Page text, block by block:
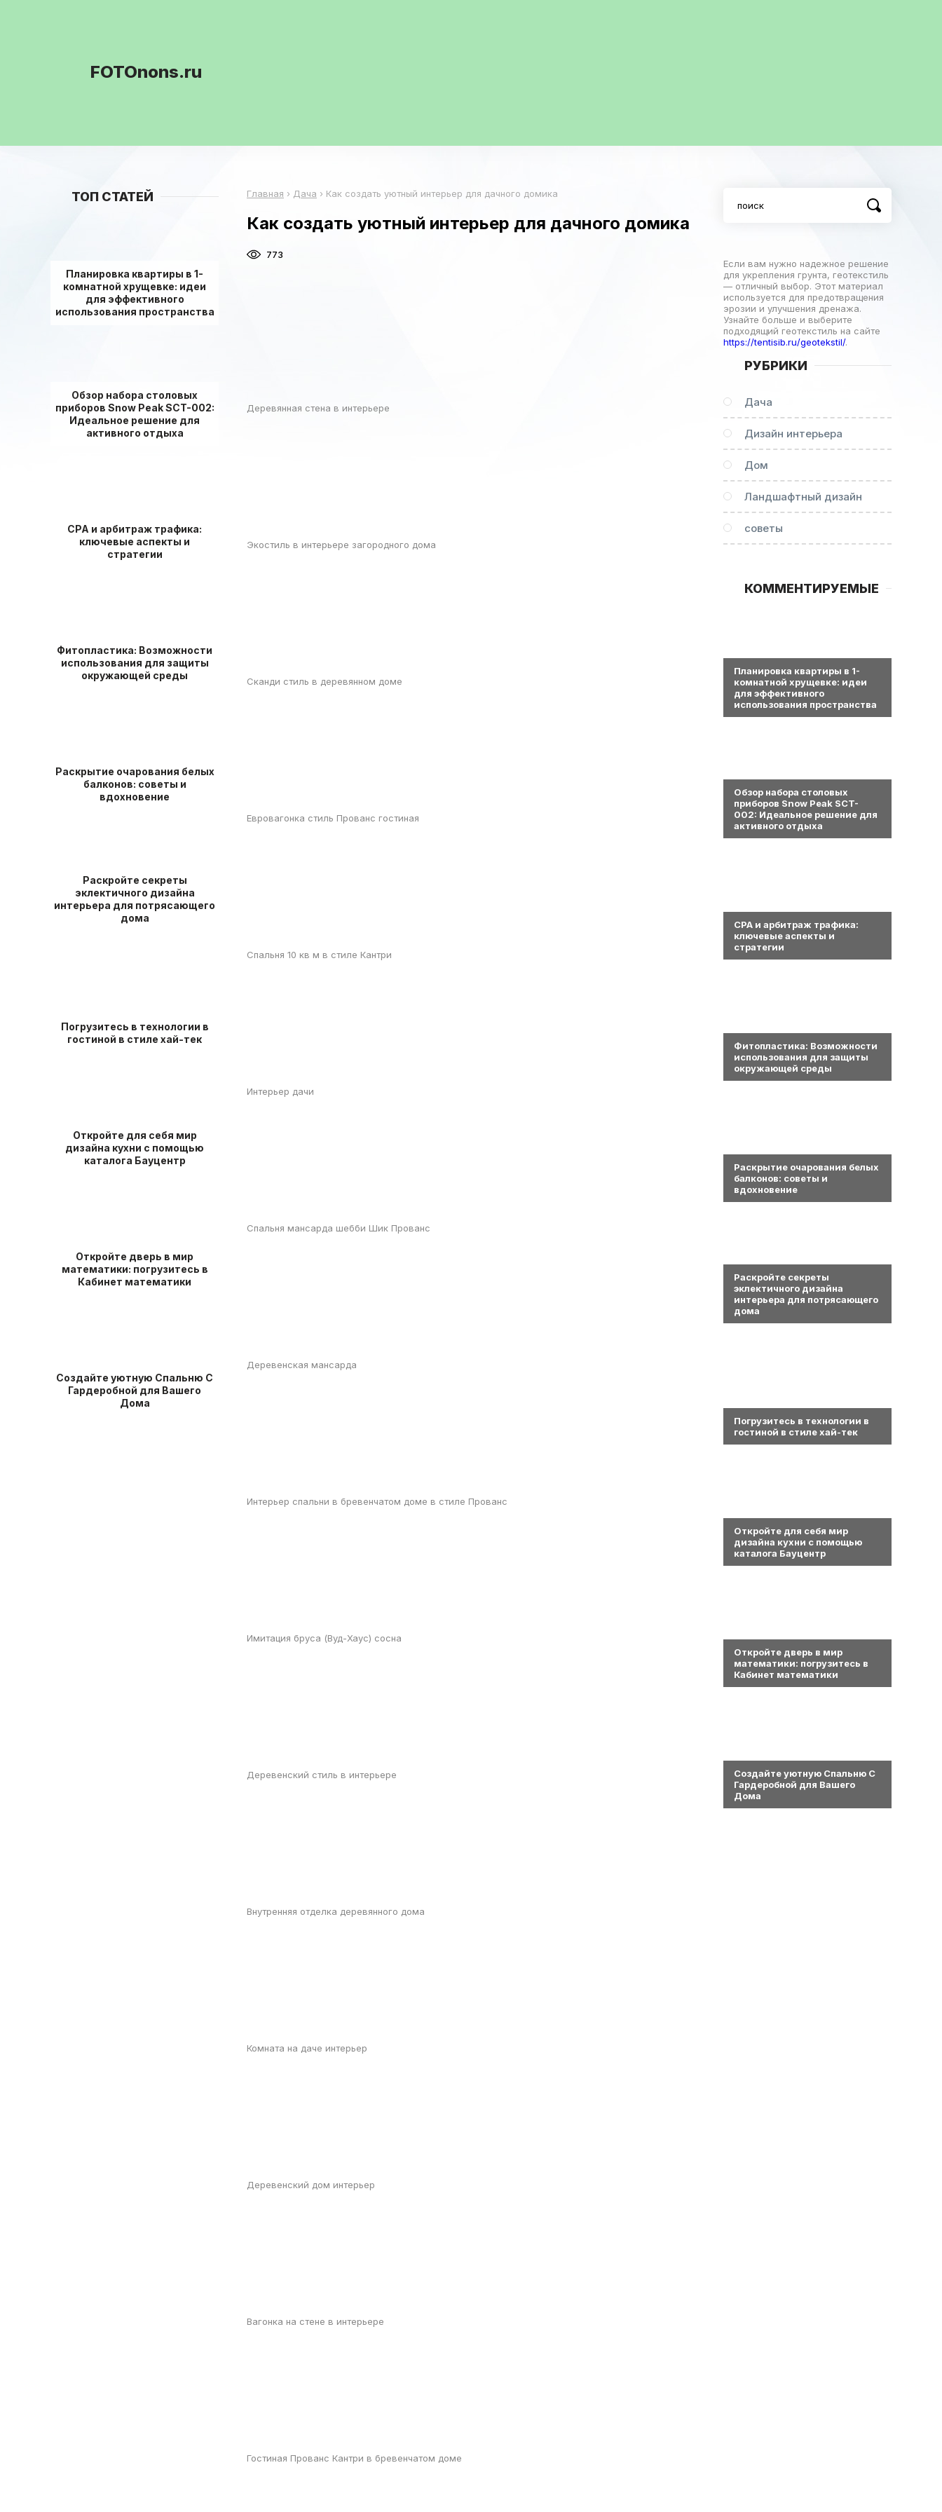
FOTOnons.ru
Главная › Дача › Как создать уютный интерьер для дачного домика
Как создать уютный интерьер для дачного домика
773
Деревянная стена в интерьере
Экостиль в интерьере загородного дома
Сканди стиль в деревянном доме
Евровагонка стиль Прованс гостиная
Спальня 10 кв м в стиле Кантри
Интерьер дачи
Спальня мансарда шебби Шик Прованс
Деревенская мансарда
Интерьер спальни в бревенчатом доме в стиле Прованс
Имитация бруса (Вуд-Хаус) сосна
Деревенский стиль в интерьере
Внутренняя отделка деревянного дома
Комната на даче интерьер
Деревенский дом интерьер
Вагонка на стене в интерьере
Гостиная Прованс Кантри в бревенчатом доме
ТОП СТАТЕЙ
Планировка квартиры в 1-
комнатной хрущевке: идеи
для эффективного
использования пространства
Обзор набора столовых
приборов Snow Peak SCT-002:
Идеальное решение для
активного отдыха
СРА и арбитраж трафика:
ключевые аспекты и
стратегии
Фитопластика: Возможности
использования для защиты
окружающей среды
Раскрытие очарования белых
балконов: советы и
вдохновение
Раскройте секреты
эклектичного дизайна
интерьера для потрясающего
дома
Погрузитесь в технологии в
гостиной в стиле хай-тек
Откройте для себя мир
дизайна кухни с помощью
каталога Бауцентр
Откройте дверь в мир
математики: погрузитесь в
Кабинет математики
Создайте уютную Спальню С
Гардеробной для Вашего
Дома
Если вам нужно надежное решение
для укрепления грунта, геотекстиль
— отличный выбор. Этот материал
используется для предотвращения
эрозии и улучшения дренажа.
Узнайте больше и выберите
подходящий геотекстиль на сайте
https://tentisib.ru/geotekstil/.
РУБРИКИ
Дача
Дизайн интерьера
Дом
Ландшафтный дизайн
советы
КОММЕНТИРУЕМЫЕ
Планировка квартиры в 1-
комнатной хрущевке: идеи
для эффективного
использования пространства
Обзор набора столовых
приборов Snow Peak SCT-
002: Идеальное решение для
активного отдыха
СРА и арбитраж трафика:
ключевые аспекты и
стратегии
Фитопластика: Возможности
использования для защиты
окружающей среды
Раскрытие очарования белых
балконов: советы и
вдохновение
Раскройте секреты
эклектичного дизайна
интерьера для потрясающего
дома
Погрузитесь в технологии в
гостиной в стиле хай-тек
Откройте для себя мир
дизайна кухни с помощью
каталога Бауцентр
Откройте дверь в мир
математики: погрузитесь в
Кабинет математики
Создайте уютную Спальню С
Гардеробной для Вашего
Дома